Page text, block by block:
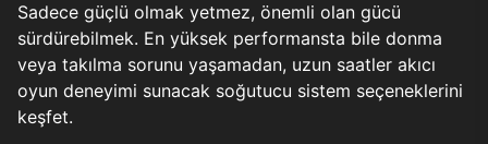
Sadece güçlü olmak yetmez, önemli olan gücü
sürdürebilmek. En yüksek performansta bile donma
veya takılma sorunu yaşamadan, uzun saatler akıcı
oyun deneyimi sunacak soğutucu sistem seçeneklerini
keşfet.